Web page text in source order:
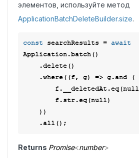
элементов, используйте метод
ApplicationBatchDeleteBuilder.size.
const searchResults = await
Application.batch()
    .where(
(f, g) => g.and (
        f.__deletedAt.eq(
null
        f.str.eq(
null)
Returns Promise<number>